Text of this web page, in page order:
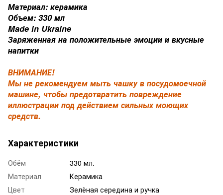
Материал: керамика
Объем: 330 мл
Made in Ukraine
Заряженная на положительные эмоции и вкусные
напитки
ВНИМАНИЕ!
Мы не рекомендуем мыть чашку в посудомоечной
машине, чтобы предотвратить повреждение
иллюстрации под действием сильных моющих
средств.
Характеристики
Обём
330 мл.
Материал
Керамика
Цвет
Зелёная середина и ручка